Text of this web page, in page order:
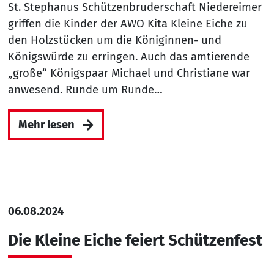
St. Stephanus Schützenbruderschaft Niedereimer
griffen die Kinder der AWO Kita Kleine Eiche zu
den Holzstücken um die Königinnen- und
Königswürde zu erringen. Auch das amtierende
„große“ Königspaar Michael und Christiane war
anwesend. Runde um Runde…
Mehr lesen
06.08.2024
Die Kleine Eiche feiert Schützenfest